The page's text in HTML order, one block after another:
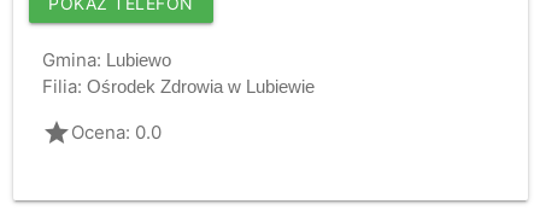
Gmina: Lubiewo
Filia: Ośrodek Zdrowia w Lubiewie
gradeOcena: 0.0